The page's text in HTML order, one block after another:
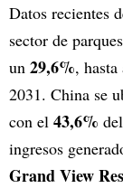
Datos recientes
sector de
un 29,6%,
2031. China se
con el 43,6%
ingresos
Grand View